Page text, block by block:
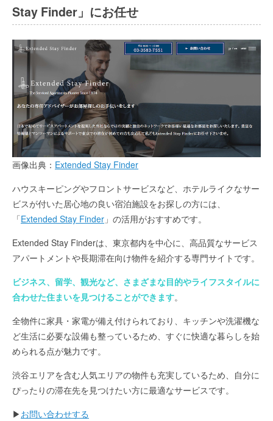
Stay Finder」にお任せ
画像出典： Extended Stay Finder
ハウスキーピングやフロントサービスなど、ホテルライクなサー
ビスが付いた居心地の良い宿泊施設をお探しの方には、
「Extended Stay Finder 」の活用がおすすめです。
Extended Stay Finderは、東京都内を中心に、高品質なサービス
アパートメントや長期滞在向け物件を紹介する専門サイトです。
ビジネス、留学、観光など、さまざまな目的やライフスタイルに
合わせた住まいを見つけることができます。
全物件に家具・家電が備え付けられており、キッチンや洗濯機な
ど生活に必要な設備も整っているため、すぐに快適な暮らしを始
められる点が魅力です。
渋谷エリアを含む人気エリアの物件も充実しているため、自分に
ぴったりの滞在先を見つけたい方に最適なサービスです。
▶ お問い合わせする